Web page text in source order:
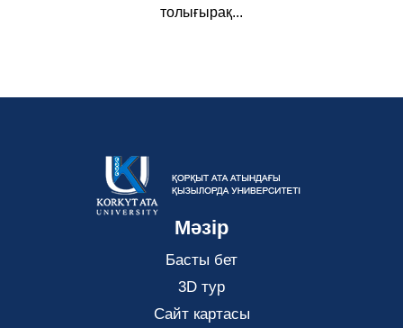
толығырақ...
Мәзір
Басты бет
3D тур
Сайт картасы